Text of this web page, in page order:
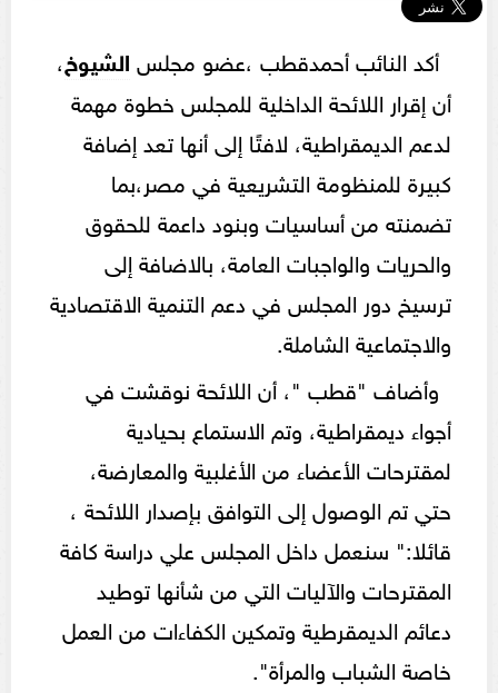
أكد النائب أحمدقطب ،عضو مجلس الشيوخ،
أن إقرار اللائحة الداخلية للمجلس خطوة مهمة
لدعم الديمقراطية، لافتًا إلى أنها تعد إضافة
كبيرة للمنظومة التشريعية في مصر،بما
تضمنته من أساسيات وبنود داعمة للحقوق
والحريات والواجبات العامة، بالاضافة إلى
ترسيخ دور المجلس في دعم التنمية الاقتصادية
والاجتماعية الشاملة.
وأضاف "قطب "، أن اللائحة نوقشت في
أجواء ديمقراطية، وتم الاستماع بحيادية
لمقترحات الأعضاء من الأغلبية والمعارضة،
حتي تم الوصول إلى التوافق بإصدار اللائحة ،
قائلا:" سنعمل داخل المجلس علي دراسة كافة
المقترحات والآليات التي من شأنها توطيد
دعائم الديمقرطية وتمكين الكفاءات من العمل
خاصة الشباب والمرأة".